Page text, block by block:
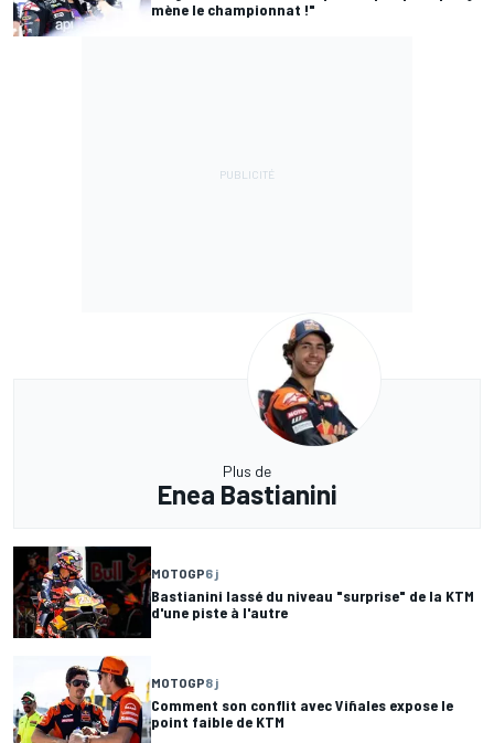
mène le championnat !"
Plus de
Enea Bastianini
MOTOGP6 j
Bastianini lassé du niveau "surprise" de la KTM
d'une piste à l'autre
MOTOGP8 j
Comment son conflit avec Viñales expose le
point faible de KTM